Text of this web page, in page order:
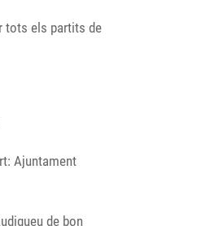
tots els partits de
Ajuntament
de bon